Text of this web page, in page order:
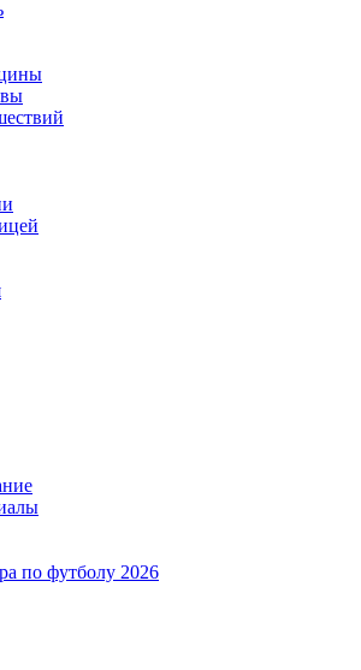
по футболу 2026